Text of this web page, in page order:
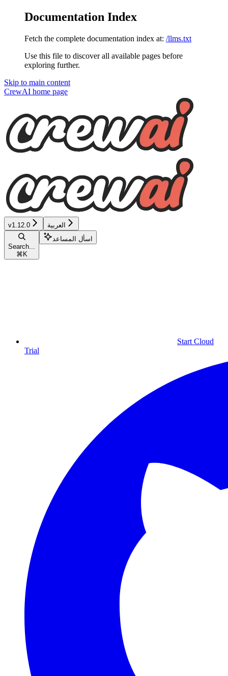
Documentation Index
Fetch the complete documentation index at: /llms.txt
Use this file to discover all available pages before
exploring further.
Skip to main content
CrewAI home page
v1.12.0 العربية
Search...
⌘ K
اسأل المساعد
Start Cloud
Trial